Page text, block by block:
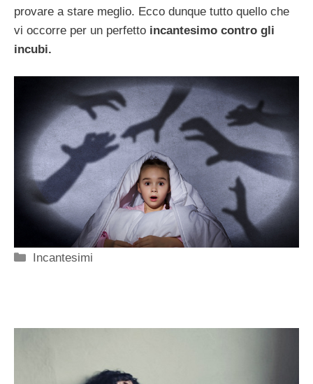
provare a stare meglio. Ecco dunque tutto quello che
vi occorre per un perfetto incantesimo contro gli
incubi.
Categorie
Incantesimi